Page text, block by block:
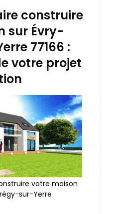
construire
sur Évry-
77166 :
votre projet
votre maison
sur-Yerre